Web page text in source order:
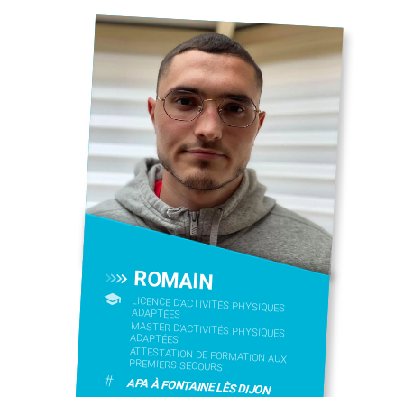
ROMAIN
LICENCE D’ACTIVITÉS PHYSIQUES
ADAPTÉES
MASTER D'ACTIVITÉS PHYSIQUES
ADAPTÉES
ATTESTATION DE FORMATION AUX
PREMIERS SECOURS
# APA À FONTAINE LÈS DIJON